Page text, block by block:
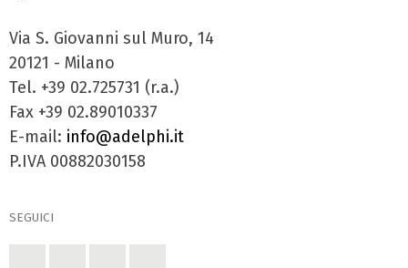
Via S. Giovanni sul Muro, 14
20121 - Milano
Tel. +39 02.725731 (r.a.)
Fax +39 02.89010337
E-mail: info@adelphi.it
P.IVA 00882030158
SEGUICI